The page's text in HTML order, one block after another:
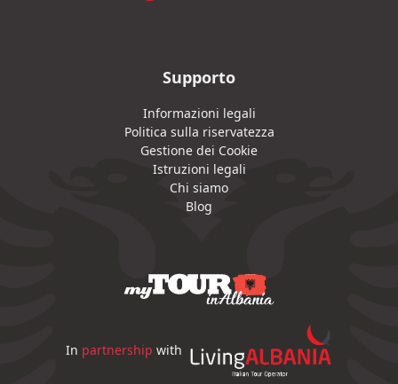
Supporto
Informazioni legali
Politica sulla riservatezza
Gestione dei Cookie
Istruzioni legali
Chi siamo
Blog
In partnership with